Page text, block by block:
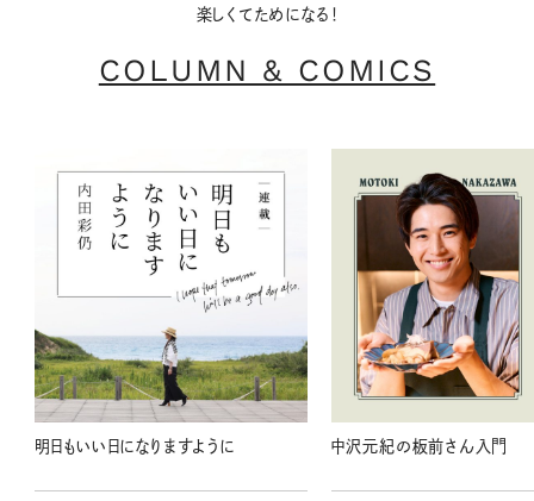
楽しくてためになる！
COLUMN & COMICS
明日もいい日になりますように 中沢元紀の板前さん入門